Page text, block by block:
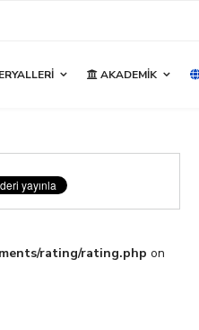
AKADEMIK
rating/rating.php on